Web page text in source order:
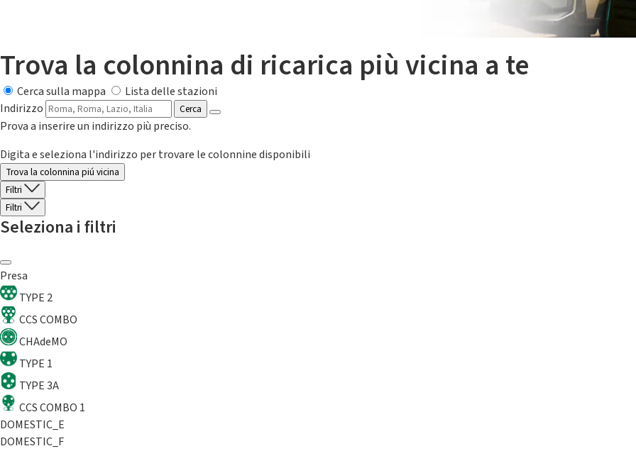
Trova la colonnina di ricarica più vicina a te
Cerca sulla mappa
Lista delle stazioni
Indirizzo
Cerca
Prova a inserire un indirizzo più preciso.
Digita e seleziona l'indirizzo per trovare le colonnine disponibili
Trova la colonnina piú vicina
Filtri
Filtri
Seleziona i filtri
Presa
TYPE 2
CCS COMBO
CHAdeMO
TYPE 1
TYPE 3A
CCS COMBO 1
DOMESTIC_E
DOMESTIC_F